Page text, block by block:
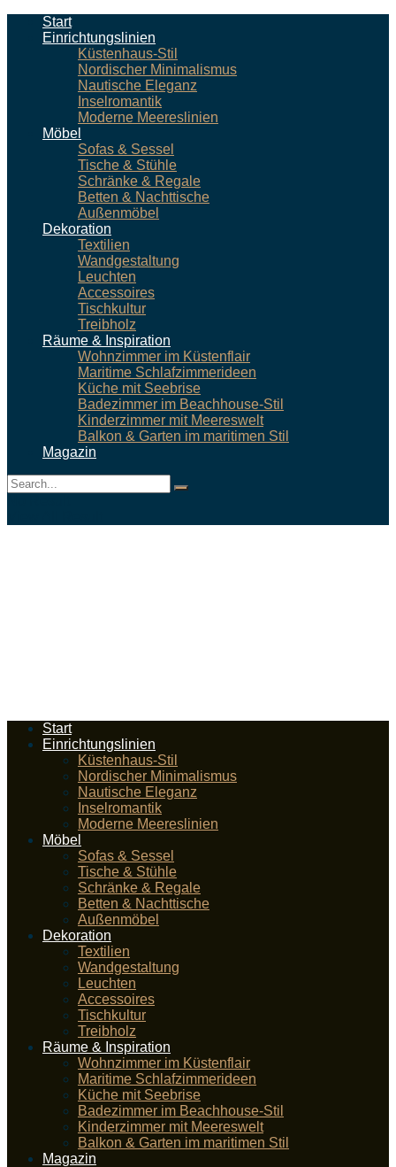
Start
Einrichtungslinien
Küstenhaus-Stil
Nordischer Minimalismus
Nautische Eleganz
Inselromantik
Moderne Meereslinien
Möbel
Sofas & Sessel
Tische & Stühle
Schränke & Regale
Betten & Nachttische
Außenmöbel
Dekoration
Textilien
Wandgestaltung
Leuchten
Accessoires
Tischkultur
Treibholz
Räume & Inspiration
Wohnzimmer im Küstenflair
Maritime Schlafzimmerideen
Küche mit Seebrise
Badezimmer im Beachhouse-Stil
Kinderzimmer mit Meereswelt
Balkon & Garten im maritimen Stil
Magazin
Start
Einrichtungslinien
Küstenhaus-Stil
Nordischer Minimalismus
Nautische Eleganz
Inselromantik
Moderne Meereslinien
Möbel
Sofas & Sessel
Tische & Stühle
Schränke & Regale
Betten & Nachttische
Außenmöbel
Dekoration
Textilien
Wandgestaltung
Leuchten
Accessoires
Tischkultur
Treibholz
Räume & Inspiration
Wohnzimmer im Küstenflair
Maritime Schlafzimmerideen
Küche mit Seebrise
Badezimmer im Beachhouse-Stil
Kinderzimmer mit Meereswelt
Balkon & Garten im maritimen Stil
Magazin